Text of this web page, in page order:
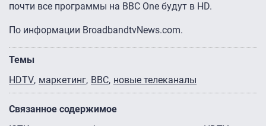
почти все программы на BBC One будут в HD.
По информации BroadbandtvNews.com.
Темы
HDTV маркетинг BBC новые телеканалы
Связанное содержимое